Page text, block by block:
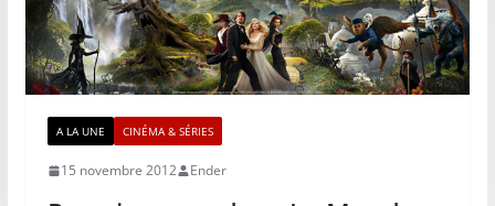
A LA UNE CINÉMA & SÉRIES
15 novembre 2012 Ender